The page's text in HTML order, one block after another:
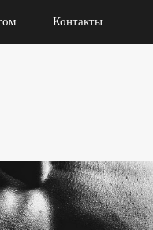
Контакты